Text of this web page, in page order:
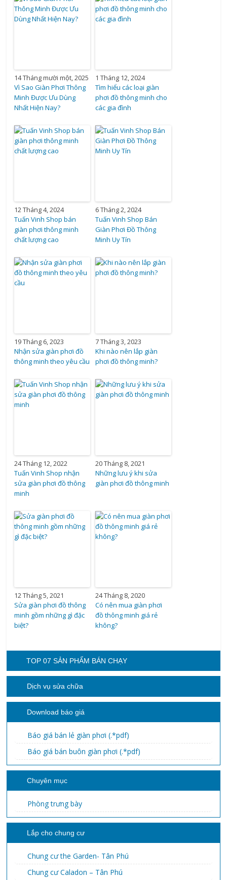
14 Tháng mười một, 2025
Vì Sao Giàn Phơi Thông
Minh Được Ưu Dùng
Nhất Hiện Nay?
1 Tháng 12, 2024
Tìm hiểu các loại giàn
phơi đồ thông minh cho
các gia đình
12 Tháng 4, 2024
Tuấn Vinh Shop bán
giàn phơi thông minh
chất lượng cao
6 Tháng 2, 2024
Tuấn Vinh Shop Bán
Giàn Phơi Đồ Thông
Minh Uy Tín
19 Tháng 6, 2023
Nhận sửa giàn phơi đồ
thông minh theo yêu cầu
7 Tháng 3, 2023
Khi nào nên lắp giàn
phơi đồ thông minh?
24 Tháng 12, 2022
Tuấn Vinh Shop nhận
sửa giàn phơi đồ thông
minh
20 Tháng 8, 2021
Những lưu ý khi sửa
giàn phơi đồ thông minh
12 Tháng 5, 2021
Sửa giàn phơi đồ thông
minh gồm những gì đặc
biệt?
24 Tháng 8, 2020
Có nên mua giàn phơi
đồ thông minh giá rẻ
không?
TOP 07 SẢN PHẨM BÁN CHẠY
Dịch vụ sửa chữa
Download báo giá
Báo giá bán lẻ giàn phơi (.*pdf)
Báo giá bán buôn giàn phơi (.*pdf)
Chuyên mục
Phòng trưng bày
Lắp cho chung cư
Chung cư the Garden- Tân Phú
Chung cư Caladon – Tân Phú